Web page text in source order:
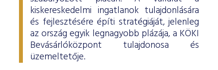
kiskereskedelmi ingatlanok tulajdonlására
és fejlesztésére építi stratégiáját, jelenleg
az ország egyik legnagyobb plázája, a KÖKI
Bevásárlóközpont tulajdonosa és
üzemeltetője.